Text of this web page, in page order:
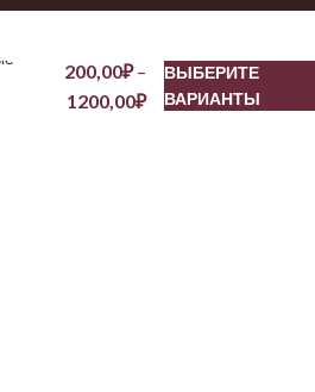
200,00₽ –
1200,00₽
ВЫБЕРИТЕ
ВАРИАНТЫ